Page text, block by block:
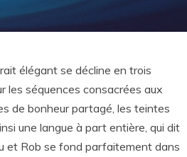
élégant se décline en trois
les séquences consacrées aux
de bonheur partagé, les teintes
une langue à part entière, qui dit
et Rob se fond parfaitement dans